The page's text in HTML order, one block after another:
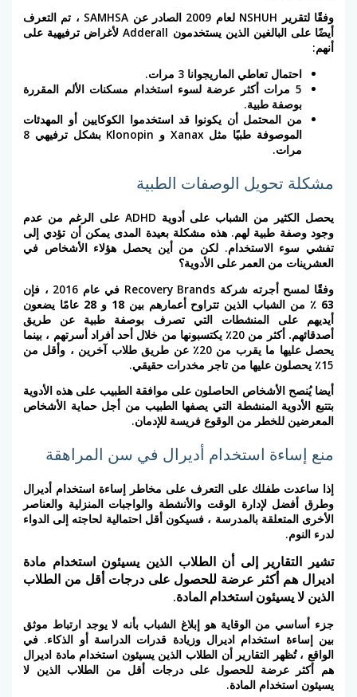
وفقًا لتقرير NSHUH لعام 2009 الصادر عن SAMHSA ، تم التعرف
أيضًا على البالغين الذين يستخدمون Adderall لأغراض ترفيهية على
أنهم:
احتمال تعاطي الماريجوانا 3 مرات.
5 مرات أكثر عرضة لسوء استخدام مسكنات الألم المقررة
بوصفة طبية.
من المحتمل أن يكونوا قد استخدموا الكوكايين أو المهدئات
الموصوفة طبيًا مثل Xanax و Klonopin بشكل ترفيهي 8
مرات.
مشكلة تحويل الوصفات الطبية
يحصل الكثير من الشباب على أدوية ADHD على الرغم من عدم
وجود وصفة طبية لهم. هذه مشكلة بعيدة المدى يمكن أن تؤدي إلى
تفشي سوء الاستخدام. لكن من أين يحصل هؤلاء الأشخاص في
العشرينات من العمر على الأدوية؟
وفقًا لمسح أجرته شركة Recovery Brands في عام 2016 ،
فإن
63 ٪ من الشباب الذين تتراوح أعمارهم بين 18 و 28 عامًا يضعون
أيديهم على المنشطات التي تصرف بوصفة طبية عن طريق
أصدقائهم.
أكثر من 20٪ يكتسبونها من خلال أحد أفراد أسرتهم ، بينما
يحصل عليها ما يقرب من 20٪ عن طريق طلاب آخرين ، وأقل من
15٪ يحصلون عليها من تاجر مخدرات حقيقي.
أيضا يُنصح الأشخاص الحاصلون على موافقة الطبيب على هذه الأدوية
بتتبع الأدوية المنشطة التي يصفها الطبيب من أجل حماية الأشخاص
المعرضين للخطر من الوقوع فريسة للإدمان.
منع إساءة استخدام أديرال في سن المراهقة
إذا ساعدت طفلك على التعرف على مخاطر إساءة استخدام أديرال
وطرق أفضل لإدارة الوقت والأنشطة والواجبات المنزلية والعناصر
الأخرى المتعلقة بالمدرسة ، فسيكون أقل احتمالية لحاجته إلى الدواء
لدرء النوم.
تشير التقارير إلى أن الطلاب الذين يسيئون استخدام مادة
اديرال هم أكثر عرضة للحصول على درجات أقل من الطلاب
الذين لا يسيئون استخدام المادة.
جزء أساسي من الوقاية هو إبلاغ الشباب بأنه لا يوجد ارتباط موثق
بين إساءة استخدام اديرال وزيادة قدرات الدراسة أو الذكاء. في
الواقع ، تُظهر التقارير أن الطلاب الذين يسيئون استخدام مادة اديرال
هم أكثر عرضة للحصول علىدرجات أقل من الطلاب الذين لا
يسيئون استخدام المادة.